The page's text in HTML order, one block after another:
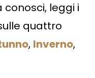
conosci, leggi i
quattro
, Inverno,